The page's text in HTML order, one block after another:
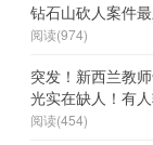
钻石山砍人案件
阅读(974)
突发！新西兰教
光实在缺人！有
阅读(454)